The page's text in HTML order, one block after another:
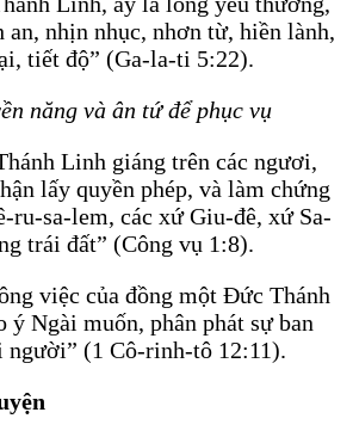
nhịn nhục, nhơn từ, hiền lành,
tiết độ” (Ga-la-ti 5:22).
năng và ân tứ để phục vụ
Linh giáng trên các ngươi,
lấy quyền phép, và làm chứng
ru-sa-lem, các xứ Giu-đê, xứ Sa-
trái đất” (Công vụ 1:8).
việc của đồng một Ðức Thánh
Ngài muốn, phân phát sự ban
người” (1 Cô-rinh-tô 12:11).